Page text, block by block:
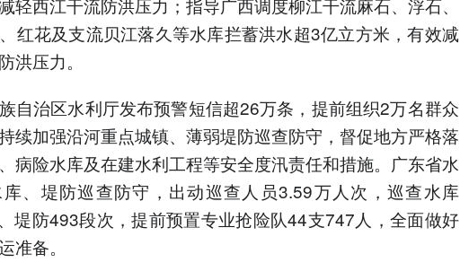
轻西江干流防洪压力；指导广西调度柳江干流麻石、浮石、
红花及支流贝江落久等水库拦蓄洪水超3亿立方米，有效减
洪压力。
治区水利厅发布预警短信超26万条，提前组织2万名群众
续加强沿河重点城镇、薄弱堤防巡查防守，督促地方严格落
病险水库及在建水利工程等安全度汛责任和措施。广东省水
、堤防巡查防守，出动巡查人员3.59万人次，巡查水库
堤防493段次，提前预置专业抢险队44支747人，全面做好
准备。